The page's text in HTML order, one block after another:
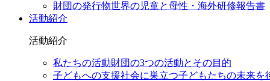
財団の発行物世界の児童と母性・海外研修報告書
活動紹介
活動紹介
私たちの活動財団の3つの活動とその目的
子どもへの支援社会に巣立つ子どもたちの未来を